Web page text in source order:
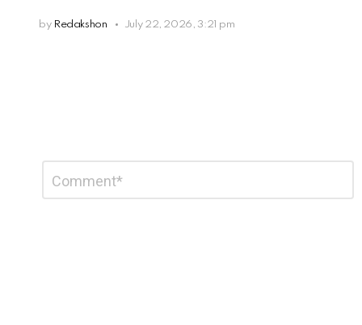
by Redakshon July 22, 2026, 3:21 pm
Reply